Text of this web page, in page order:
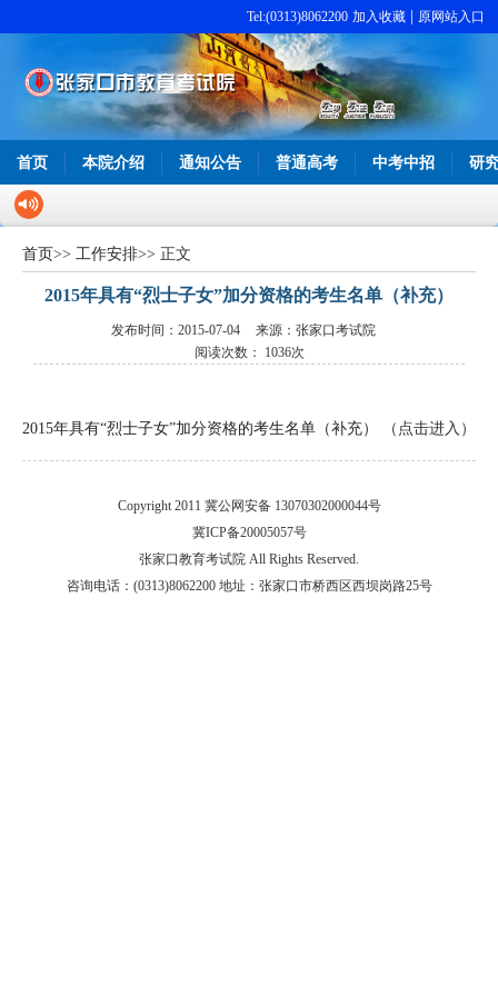
Tel:(0313)8062200 加入收藏 原网站入口
首页 本院介绍 通知公告 普通高考 中考中招 研
首页>> 工作安排>> 正文
2015年具有“烈士子女”加分资格的考生名单（补充）
发布时间：2015-07-04
来源：张家口考试院
阅读次数：
1036次
2015年具有“烈士子女”加分资格的考生名单（补充） （点击进入）
Copyright 2011 冀公网安备 13070302000044号
冀ICP备20005057号
张家口教育考试院 All Rights Reserved.
咨询电话：(0313)8062200 地址：张家口市桥西区西坝岗路25号